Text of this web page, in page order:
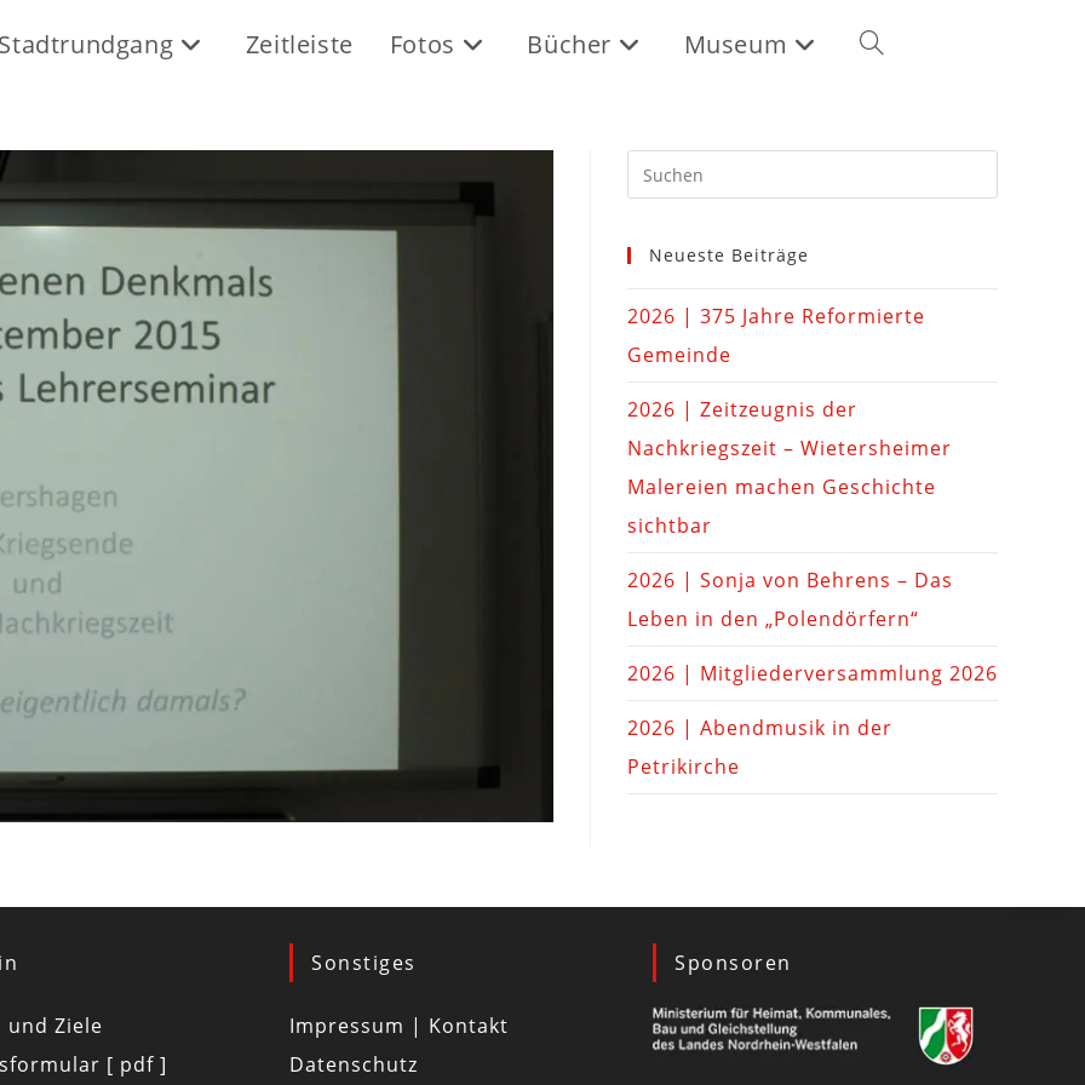
Zeitleiste Fotos Bücher Museum
Neueste Beiträge
2026 | 375 Jahre Reformierte
Gemeinde
2026 | Zeitzeugnis der
Nachkriegszeit – Wietersheimer
Malereien machen Geschichte
sichtbar
2026 | Sonja von Behrens – Das
Leben in den „Polendörfern“
2026 | Mitgliederversammlung 2026
2026 | Abendmusik in der
Petrikirche
und Ziele
[ pdf ]
Sonstiges
Impressum | Kontakt
Datenschutz
Sponsoren